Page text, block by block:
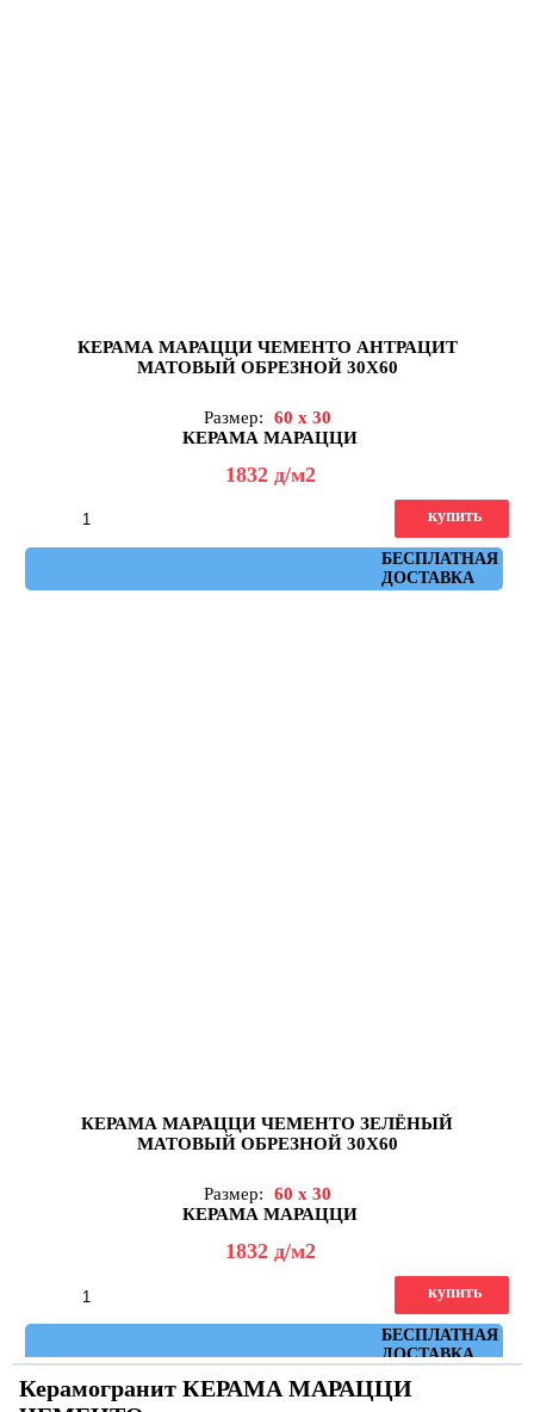
КЕРАМА МАРАЦЦИ ЧЕМЕНТО АНТРАЦИТ
МАТОВЫЙ ОБРЕЗНОЙ 30X60
Размер:
60 x 30
КЕРАМА МАРАЦЦИ
1832 д/м2
БЕСПЛАТНАЯ
ДОСТАВКА
купить
КЕРАМА МАРАЦЦИ ЧЕМЕНТО ЗЕЛЁНЫЙ
МАТОВЫЙ ОБРЕЗНОЙ 30X60
Размер:
60 x 30
КЕРАМА МАРАЦЦИ
1832 д/м2
БЕСПЛАТНАЯ
ДОСТАВКА
купить
Керамогранит КЕРАМА МАРАЦЦИ